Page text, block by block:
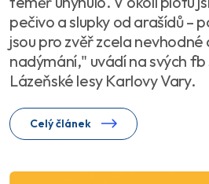
pečivo a slupky od arašídů –
jsou pro zvěř zcela nevhodné
nadýmání," uvádí na svých
Lázeňské lesy Karlovy Vary.
Celý článek